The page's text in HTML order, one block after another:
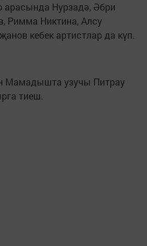
арасында Нурзадә, Әбри
Римма Никтина, Алсу
кебек артистлар да күп.
Мамадышта узучы Питрау
тиеш.